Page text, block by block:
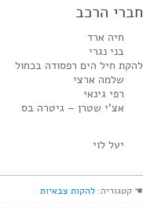
חברי הרכב
חיה ארד
בני נגרי
להקת חיל הים רפסודה בכחול
שלמה ארצי
רפי גינאי
אצ’י שטרן – גיטרה בס
יעל לוי
☚ קטגוריה: להקות צבאיות